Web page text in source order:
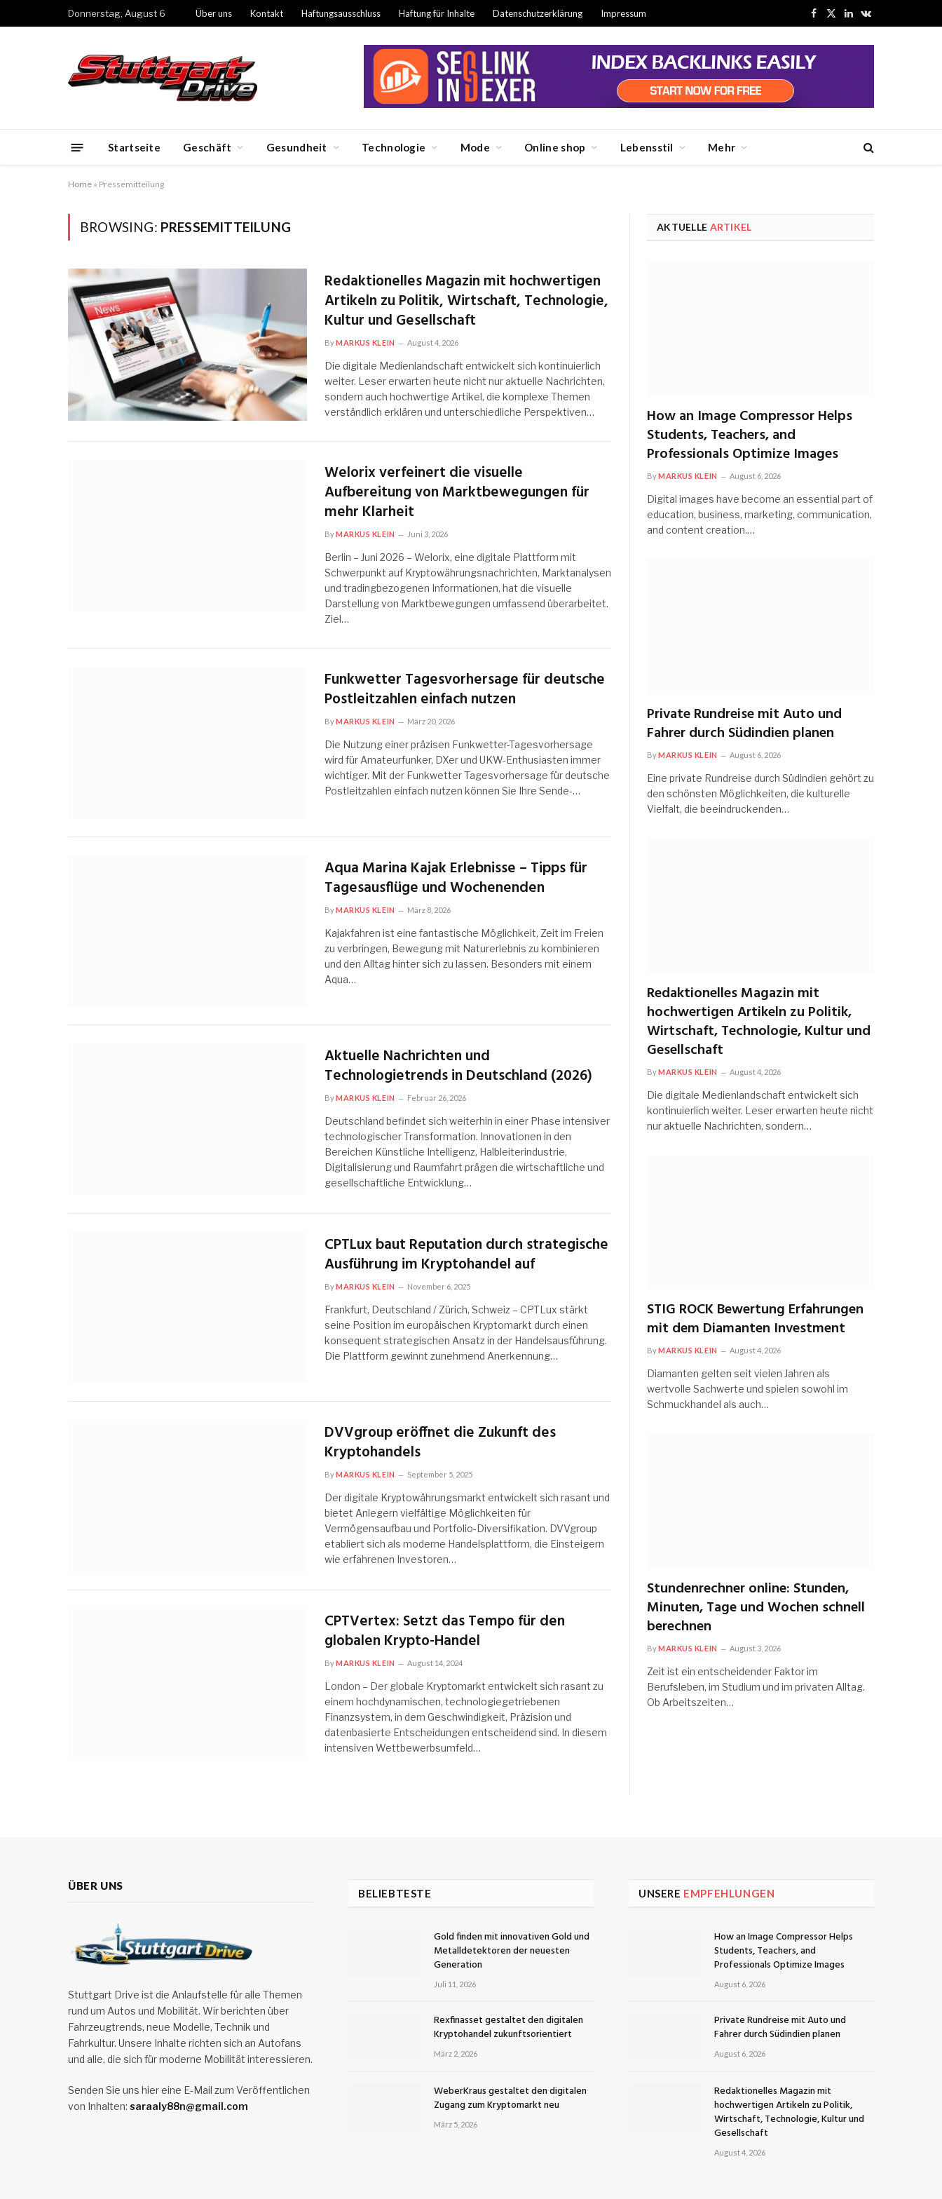
Donnerstag, August 6 Über uns Kontakt Haftungsausschluss Haftung für Inhalte Datenschutzerklärung Impressum
Facebook
X
LinkedInVKontakte
Startseite Geschäft Gesundheit Technologie Mode Online shop Lebensstil Mehr
Home » Pressemitteilung
BROWSING: PRESSEMITTEILUNG
Redaktionelles Magazin mit hochwertigen
Artikeln zu Politik, Wirtschaft, Technologie,
Kultur und Gesellschaft
ByMARKUS KLEIN August 4, 2026
Die digitale Medienlandschaft entwickelt sich kontinuierlich
weiter. Leser erwarten heute nicht nur aktuelle Nachrichten,
sondern auch hochwertige Artikel, die komplexe Themen
verständlich erklären und unterschiedliche Perspektiven…
Welorix verfeinert die visuelle
Aufbereitung von Marktbewegungen für
mehr Klarheit
ByMARKUS KLEIN Juni 3, 2026
Berlin – Juni 2026 – Welorix, eine digitale Plattform mit
Schwerpunkt auf Kryptowährungsnachrichten, Marktanalysen
und tradingbezogenen Informationen, hat die visuelle
Darstellung von Marktbewegungen umfassend überarbeitet.
Ziel…
Funkwetter Tagesvorhersage für deutsche
Postleitzahlen einfach nutzen
ByMARKUS KLEIN März 20, 2026
Die Nutzung einer präzisen Funkwetter-Tagesvorhersage
wird für Amateurfunker, DXer und UKW-Enthusiasten immer
wichtiger. Mit der Funkwetter Tagesvorhersage für deutsche
Postleitzahlen einfach nutzen können Sie Ihre Sende-…
Aqua Marina Kajak Erlebnisse – Tipps für
Tagesausflüge und Wochenenden
ByMARKUS KLEIN März 8, 2026
Kajakfahren ist eine fantastische Möglichkeit, Zeit im Freien
zu verbringen, Bewegung mit Naturerlebnis zu kombinieren
und den Alltag hinter sich zu lassen. Besonders mit einem
Aqua…
Aktuelle Nachrichten und
Technologietrends in Deutschland (2026)
ByMARKUS KLEIN Februar 26, 2026
Deutschland befindet sich weiterhin in einer Phase intensiver
technologischer Transformation. Innovationen in den
Bereichen Künstliche Intelligenz, Halbleiterindustrie,
Digitalisierung und Raumfahrt prägen die wirtschaftliche und
gesellschaftliche Entwicklung…
CPTLux baut Reputation durch strategische
Ausführung im Kryptohandel auf
ByMARKUS KLEIN November 6, 2025
Frankfurt, Deutschland / Zürich, Schweiz – CPTLux stärkt
seine Position im europäischen Kryptomarkt durch einen
konsequent strategischen Ansatz in der Handelsausführung.
Die Plattform gewinnt zunehmend Anerkennung…
DVVgroup eröffnet die Zukunft des
Kryptohandels
ByMARKUS KLEIN September 5, 2025
Der digitale Kryptowährungsmarkt entwickelt sich rasant und
bietet Anlegern vielfältige Möglichkeiten für
Vermögensaufbau und Portfolio-Diversifikation. DVVgroup
etabliert sich als moderne Handelsplattform, die Einsteigern
wie erfahrenen Investoren…
CPTVertex: Setzt das Tempo für den
globalen Krypto-Handel
ByMARKUS KLEIN August 14, 2024
London – Der globale Kryptomarkt entwickelt sich rasant zu
einem hochdynamischen, technologiegetriebenen
Finanzsystem, in dem Geschwindigkeit, Präzision und
datenbasierte Entscheidungen entscheidend sind. In diesem
intensiven Wettbewerbsumfeld…
AKTUELLE ARTIKEL
How an Image Compressor Helps
Students, Teachers, and
Professionals Optimize Images
ByMARKUS KLEIN August 6, 2026
Digital images have become an essential part of
education, business, marketing, communication,
and content creation.…
Private Rundreise mit Auto und
Fahrer durch Südindien planen
ByMARKUS KLEIN August 6, 2026
Eine private Rundreise durch Südindien gehört zu
den schönsten Möglichkeiten, die kulturelle
Vielfalt, die beeindruckenden…
Redaktionelles Magazin mit
hochwertigen Artikeln zu Politik,
Wirtschaft, Technologie, Kultur und
Gesellschaft
ByMARKUS KLEIN August 4, 2026
Die digitale Medienlandschaft entwickelt sich
kontinuierlich weiter. Leser erwarten heute nicht
nur aktuelle Nachrichten, sondern…
STIG ROCK Bewertung Erfahrungen
mit dem Diamanten Investment
ByMARKUS KLEIN August 4, 2026
Diamanten gelten seit vielen Jahren als
wertvolle Sachwerte und spielen sowohl im
Schmuckhandel als auch…
Stundenrechner online: Stunden,
Minuten, Tage und Wochen schnell
berechnen
ByMARKUS KLEIN August 3, 2026
Zeit ist ein entscheidender Faktor im
Berufsleben, im Studium und im privaten Alltag.
Ob Arbeitszeiten…
ÜBER UNS
Stuttgart Drive ist die Anlaufstelle für alle Themen
rund um Autos und Mobilität. Wir berichten über
Fahrzeugtrends, neue Modelle, Technik und
Fahrkultur. Unsere Inhalte richten sich an Autofans
und alle, die sich für moderne Mobilität interessieren.
Senden Sie uns hier eine E-Mail zum Veröffentlichen
von Inhalten: saraaly88n@gmail.com
BELIEBTESTE
Gold finden mit innovativen Gold und
Metalldetektoren der neuesten
Generation
Juli 11, 2026
Rexfinasset gestaltet den digitalen
Kryptohandel zukunftsorientiert
März 2, 2026
WeberKraus gestaltet den digitalen
Zugang zum Kryptomarkt neu
März 5, 2026
UNSERE EMPFEHLUNGEN
How an Image Compressor Helps
Students, Teachers, and
Professionals Optimize Images
August 6, 2026
Private Rundreise mit Auto und
Fahrer durch Südindien planen
August 6, 2026
Redaktionelles Magazin mit
hochwertigen Artikeln zu Politik,
Wirtschaft, Technologie, Kultur und
Gesellschaft
August 4, 2026